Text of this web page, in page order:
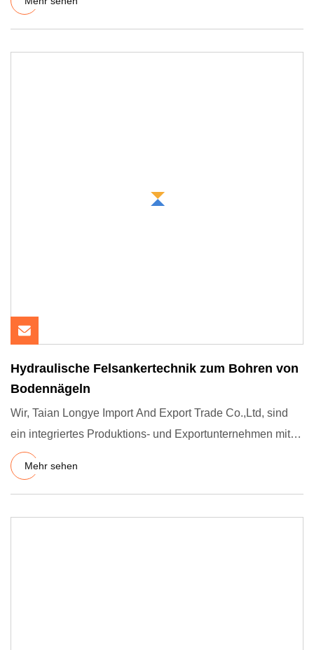
Hydraulische Felsankertechnik zum Bohren von
Bodennägeln
Wir, Taian Longye Import And Export Trade Co.,Ltd, sind
ein integriertes Produktions- und Exportunternehmen mit
ShanDong
Mehr sehen